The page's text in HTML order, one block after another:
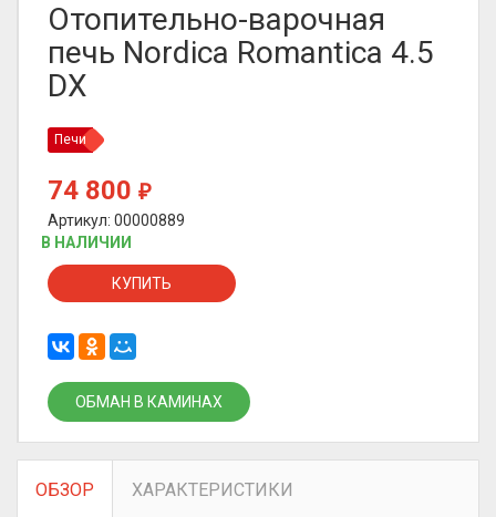
Отопительно-варочная
печь Nordica Romantica 4.5
DX
Печи
74 800 ₽
Артикул: 00000889
В НАЛИЧИИ
КУПИТЬ
ОБМАН В КАМИНАХ
ОБЗОР ХАРАКТЕРИСТИКИ